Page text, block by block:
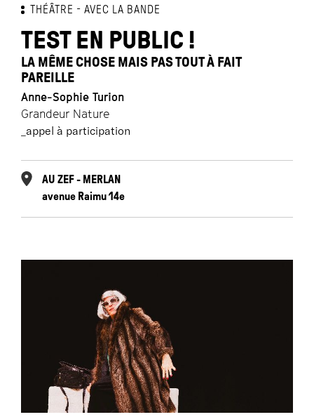
THÉÂTRE AVEC LA BANDE
TEST EN PUBLIC !
LA MÊME CHOSE MAIS PAS TOUT À FAIT
PAREILLE
Anne-Sophie Turion
Grandeur Nature
_appel à participation
AU ZEF - MERLAN
avenue Raimu 14e